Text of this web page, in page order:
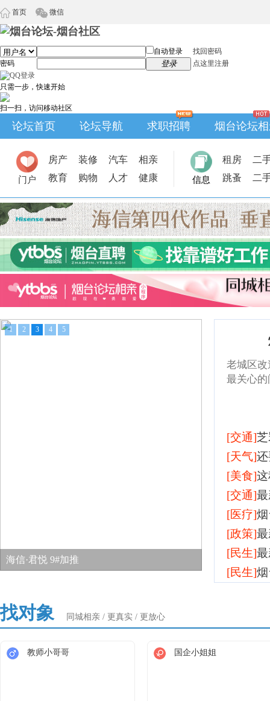
首页 微信
自动登录
找回密码
密码
登录 点这里注册
只需一步，快速开始
扫一扫，访问移动社区
论坛首页 论坛导航 求职招聘 烟台论坛
门户
房产 装修 汽车
相亲
教育
购物 人才 健康 信息
租房
二
跳蚤
二
海信·君悦 9#加推
1 2 3 4 5
老城区
最关心
[交通]
[天气]
[美食]
[交通]
[医疗]
[政策]
[民生]
[民生]
找对象 同城相亲 / 更真实 / 更放心
教师小哥哥 国企小姐姐